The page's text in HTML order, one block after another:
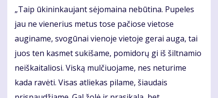
„Taip ūkininkaujant sėjomaina nebūtina. Pupeles
jau ne vienerius metus tose pačiose vietose
auginame, svogūnai vienoje vietoje gerai auga, tai
juos ten kasmet sukišame, pomidorų gi iš šiltnamio
neiškaitaliosi. Viską mulčiuojame, nes neturime
kada ravėti. Visas atliekas pilame, šiaudais